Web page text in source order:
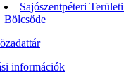
Sajószentpéteri
Bölcsőde
információk